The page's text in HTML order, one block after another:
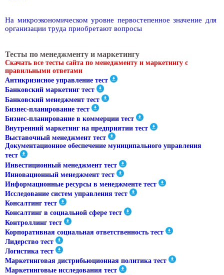
На микроэкономическом уровне первостепенное значение для
организации труда приобретают вопросы
Тесты по менеджменту и маркетингу
Скачать все тесты сайта по менеджменту и маркетингу с
правильными ответами
Антикризисное управление тест
Банковский маркетинг тест
Банковский менеджмент тест
Бизнес-планирование тест
Бизнес-планирование в коммерции тест
Внутренний маркетинг на предприятии тест
Выставочный менеджмент тест
Документационное обеспечение муниципального управления
тест
Инвестиционный менеджмент тест
Инновационный менеджмент тест
Информационные ресурсы в менеджменте тест
Исследование систем управления тест
Консалтинг тест
Консалтинг в социальной сфере тест
Контроллинг тест
Корпоративная социальная ответственность тест
Лидерство тест
Логистика тест
Маркетинговая дистрибьюционная политика тест
Маркетинговые исследования тест